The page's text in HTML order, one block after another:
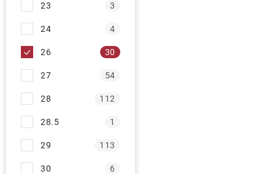
23 3
24 4
26 30
27 54
28 112
28.5 1
29 113
30 6